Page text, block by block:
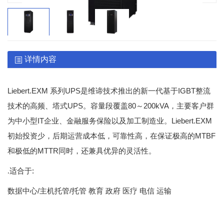
详情内容
Liebert.EXM 系列UPS是维谛技术推出的新一代基于IGBT整流
技术的高频、塔式UPS。容量段覆盖80～200kVA，主要客户群
为中小型IT企业、金融服务保险以及加工制造业。Liebert.EXM
初始投资少，后期运营成本低，可靠性高，在保证极高的MTBF
和极低的MTTR同时，还兼具优异的灵活性。
.适合于:
数据中心/主机托管/托管 教育 政府 医疗 电信 运输